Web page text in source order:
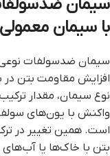
سیمان
با سیمان
سیمان ضدسولفات
افزایش مقاومت بتن در
واکنش با یون‌های
است. همین تغییر در
بتن با خاک‌ها یا